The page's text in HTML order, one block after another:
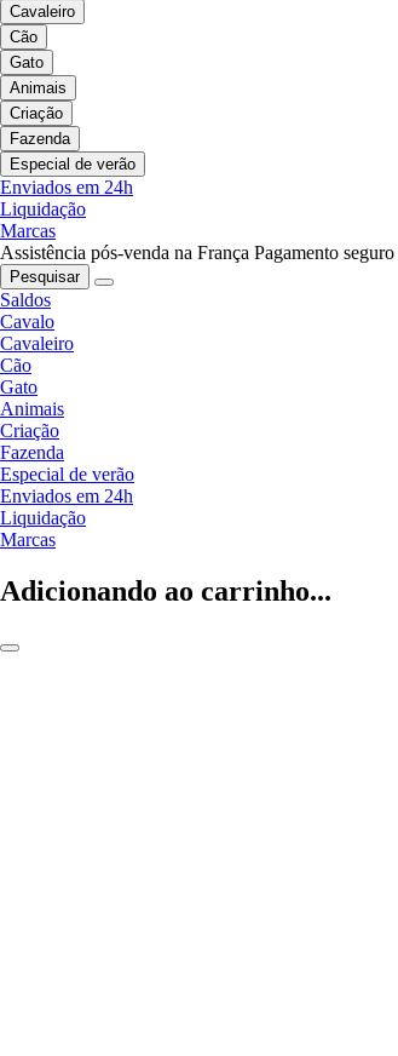
Cavaleiro
Cão
Gato
Animais
Criação
Fazenda
Especial de verão
Enviados em 24h
Liquidação
Marcas
Assistência pós-venda na França Pagamento seguro
Pesquisar
Saldos
Cavalo
Cavaleiro
Cão
Gato
Animais
Criação
Fazenda
Especial de verão
Enviados em 24h
Liquidação
Marcas
Adicionando ao carrinho...